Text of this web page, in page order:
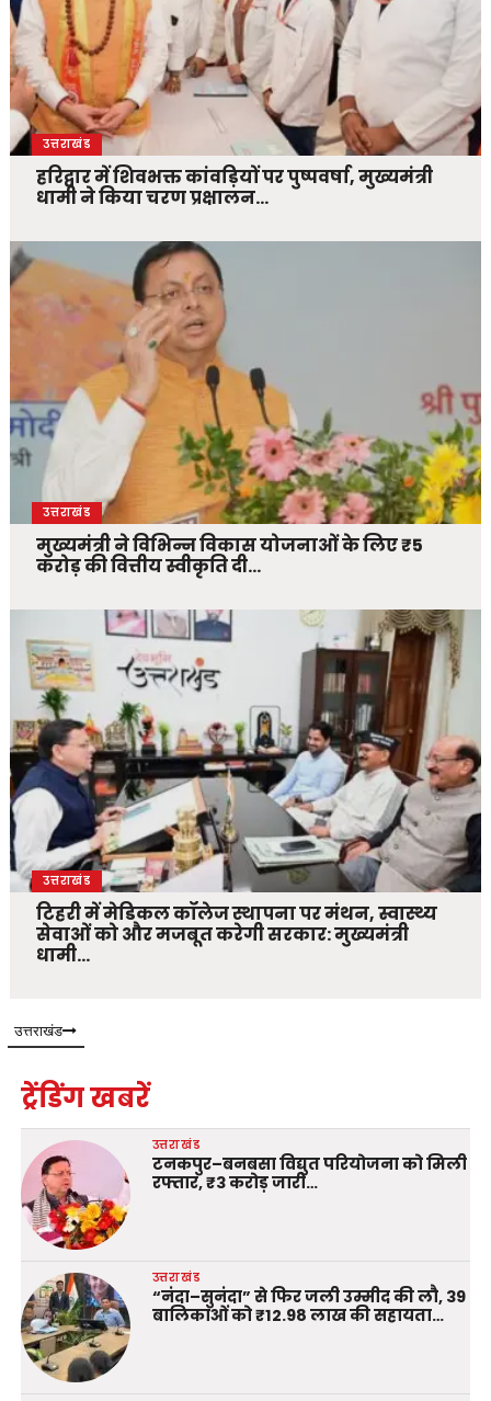
उत्तराखंड
हरिद्वार में शिवभक्त कांवड़ियों पर पुष्पवर्षा, मुख्यमंत्री
धामी ने किया चरण प्रक्षालन…
उत्तराखंड
मुख्यमंत्री ने विभिन्न विकास योजनाओं के लिए ₹5
करोड़ की वित्तीय स्वीकृति दी…
उत्तराखंड
टिहरी में मेडिकल कॉलेज स्थापना पर मंथन, स्वास्थ्य
सेवाओं को और मजबूत करेगी सरकार: मुख्यमंत्री
धामी…
उत्तराखंड
ट्रेंडिंग खबरें
उत्तराखंड
टनकपुर–बनबसा विद्युत परियोजना को मिली
रफ्तार, ₹3 करोड़ जारी…
उत्तराखंड
“नंदा–सुनंदा” से फिर जली उम्मीद की लौ, 39
बालिकाओं को ₹12.98 लाख की सहायता…